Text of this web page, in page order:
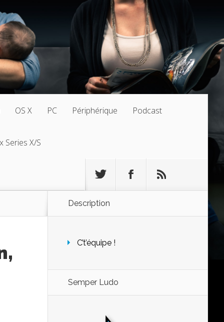
OS X PC Périphérique Podcast
Series X/S
Description
C’t’équipe !
Semper Ludo